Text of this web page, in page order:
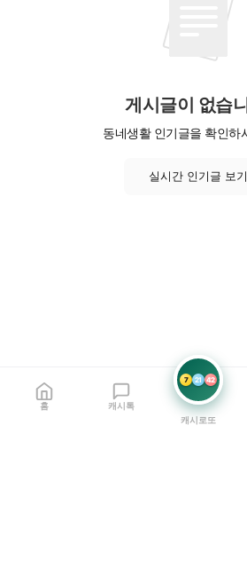
게시글이 없습
동네생활 인기글을 확인하
실시간 인기글 보기
홈 캐시톡
7 21 42
캐시로또